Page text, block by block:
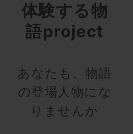
体験する物
語project
あなたも、物語
の登場人物にな
りませんか